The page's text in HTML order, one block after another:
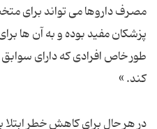
مصرف داروها می تواند برای
پزشکان مفید بوده و به آن ها
طور خاص افرادی که دارای
کند. »
در هر حال برای کاهش خطر ابتلا